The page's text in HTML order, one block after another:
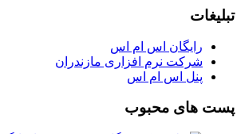
تبلیغات
رایگان اس ام اس
شرکت نرم افزاری مازندران
پنل اس ام اس
پست های محبوب